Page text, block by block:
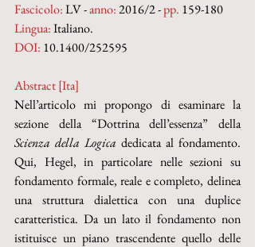
Fascicolo: LV - anno: 2016/2 - pp. 159-180
Lingua: Italiano.
DOI: 10.1400/252595
Abstract [Ita]
Nell’articolo mi propongo di esaminare la
sezione della “Dottrina dell’essenza” della
Scienza della Logica dedicata al fondamento.
Qui, Hegel, in particolare nelle sezioni su
fondamento formale, reale e completo, delinea
una struttura dialettica con una duplice
caratteristica. Da un lato il fondamento non
istituisce un piano trascendente quello delle